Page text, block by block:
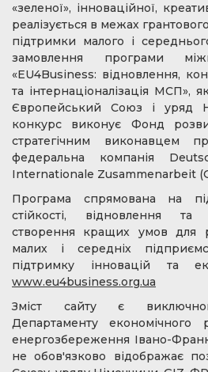
«зеленої», інноваційної,
реалізується в межах
підтримки малого і
замовлення програми
«EU4Business: відновлення,
та інтернаціоналізація МСП»,
Європейський Союз і уряд
конкурс виконує Фонд
стратегічним виконавцем
федеральна компанія
Internationale Zusammenarbeit
Програма спрямована на
стійкості, відновлення та
створення кращих умов для
малих і середніх
підтримку інновацій та
www.eu4business.org.ua
Зміст сайту є виключною
Департаменту економічного
енергозбереження Івано-
не обов'язково відображає